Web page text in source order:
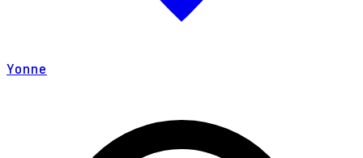
Yonne